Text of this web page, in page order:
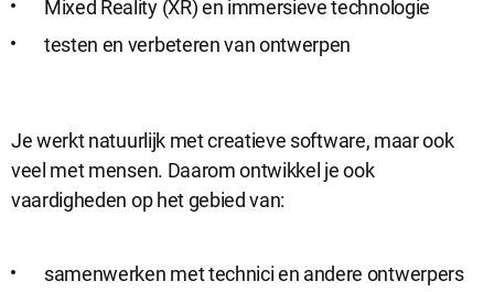
Mixed Reality (XR) en immersieve technologie
testen en verbeteren van ontwerpen
Je werkt natuurlijk met creatieve software, maar ook
veel met mensen. Daarom ontwikkel je ook
vaardigheden op het gebied van:
samenwerken met technici en andere ontwerpers